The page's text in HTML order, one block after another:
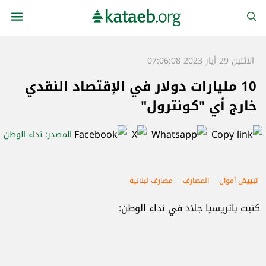
الاثنين 29 أيار 2023 07:06:08
10 مليارات دولار في الإقتصاد النقدي
خارج أي "كونترول"
المصدر: نداء الوطن
تبييض أموال المصارف مصارف لبنانية
كتبت باتريسيا جلاد في نداء الوطن: